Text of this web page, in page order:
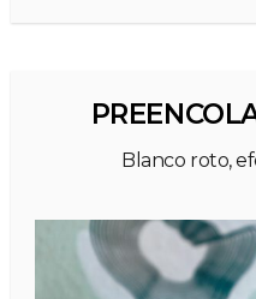
Blanco roto,